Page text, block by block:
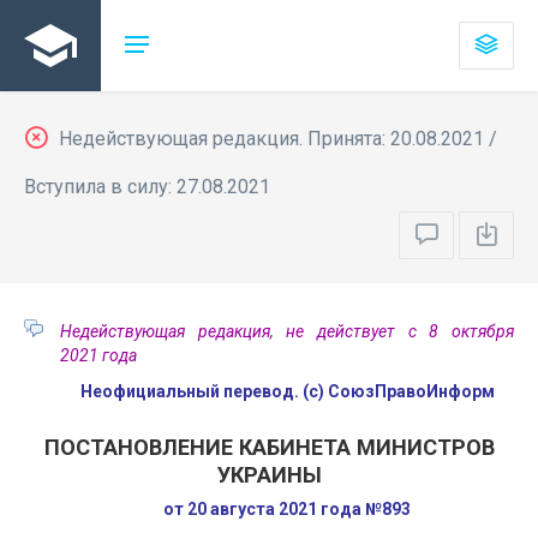
Недействующая редакция. Принята: 20.08.2021 /
Вступила в силу: 27.08.2021
Недействующая редакция, не действует с 8 октября
2021 года
Неофициальный перевод. (с) СоюзПравоИнформ
ПОСТАНОВЛЕНИЕ КАБИНЕТА МИНИСТРОВ
УКРАИНЫ
от 20 августа 2021 года №893